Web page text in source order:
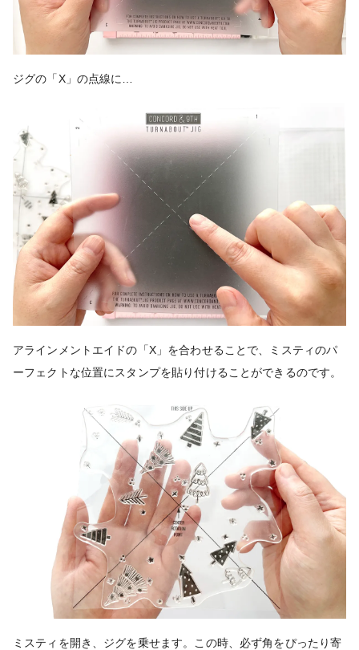
ジグの「X」の点線に…
アラインメントエイドの「X」を合わせることで、ミスティのパ
ーフェクトな位置にスタンプを貼り付けることができるのです。
ミスティを開き、ジグを乗せます。この時、必ず角をぴったり寄